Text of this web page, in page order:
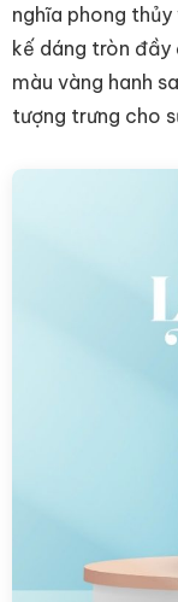
nghĩa phong
kế dáng tròn đầy
màu vàng hanh
tượng trưng cho